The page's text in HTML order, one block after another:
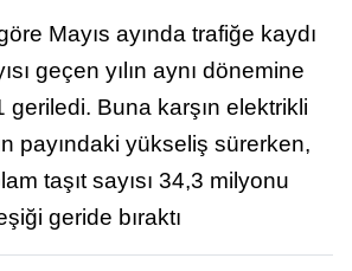
Mayıs ayında trafiğe kaydı
geçen yılın aynı dönemine
Buna karşın elektrikli
payındaki yükseliş sürerken,
taşıt sayısı 34,3 milyonu
geride bıraktı